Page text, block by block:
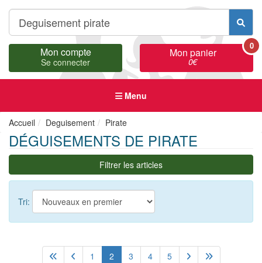
Mon compte
Se connecter
Mon panier
0€
0
Menu
Accueil Deguisement Pirate
DÉGUISEMENTS DE PIRATE
Filtrer les articles
Tri:
1 2 3 4 5